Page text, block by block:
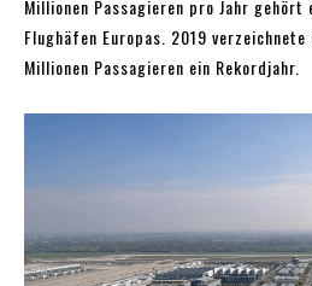
Millionen Passagieren pro Jahr
Flughäfen Europas. 2019
Millionen Passagieren ein Rekordjahr.